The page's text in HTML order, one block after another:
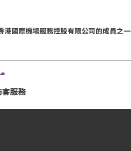
客服務
港國際機場服務控股有限公司的成員之一